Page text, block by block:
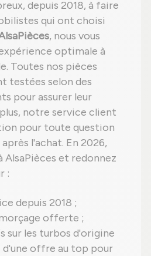
depuis 2018, à faire
qui ont choisi
, nous vous
optimale à
Toutes nos pièces
testées selon des
pour assurer leur
notre service client
pour toute question
l'achat. En 2026,
et redonnez
:
depuis 2018 ;
offerte ;
sur les turbos d'origine
offre au top pour